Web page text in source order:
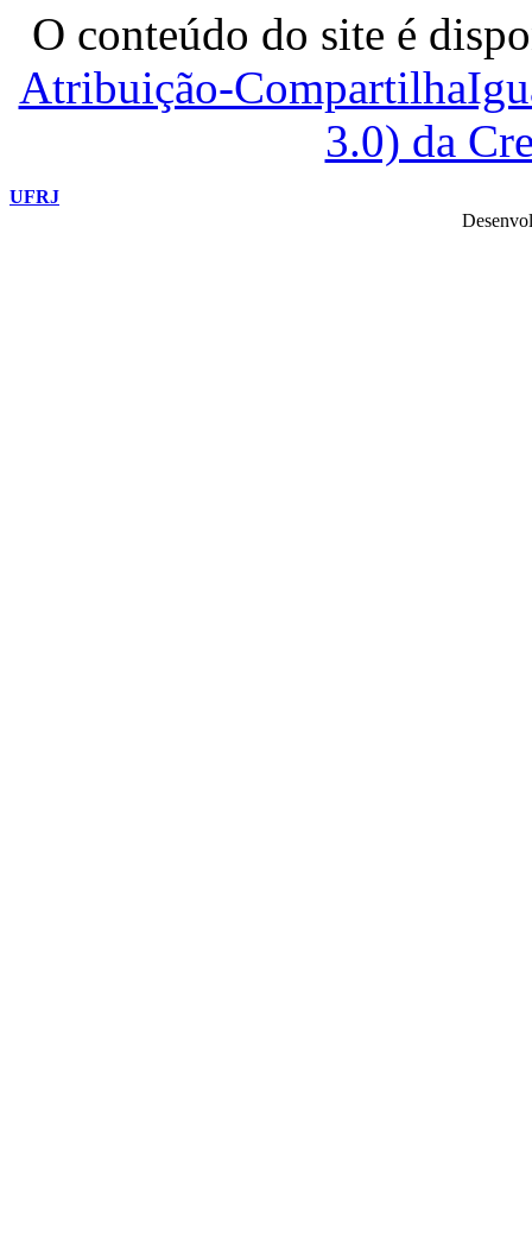
O conteúdo do site é
Atribuição-
3.0) da
UFRJ